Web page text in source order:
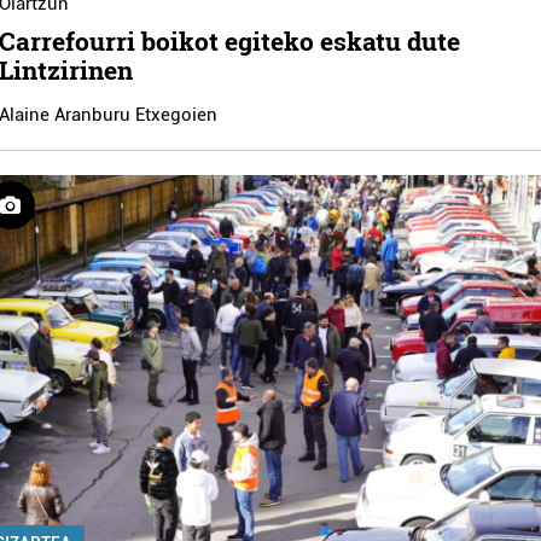
boikot egiteko eskatu dute
Aranburu Etxegoien